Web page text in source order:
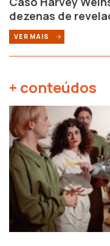
dezenas de
VER MAIS
+ conteúdos